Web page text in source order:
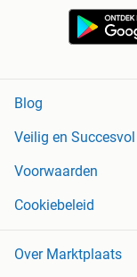
Blog
Veilig en Succesvol
Voorwaarden
Cookiebeleid
Over Marktplaats